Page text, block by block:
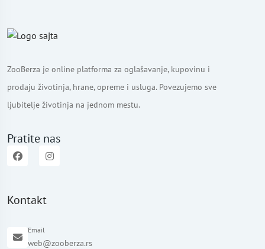
ZooBerza je online platforma za oglašavanje, kupovinu i
prodaju životinja, hrane, opreme i usluga. Povezujemo sve
ljubitelje životinja na jednom mestu.
Pratite nas
Kontakt
Email
web@zooberza.rs